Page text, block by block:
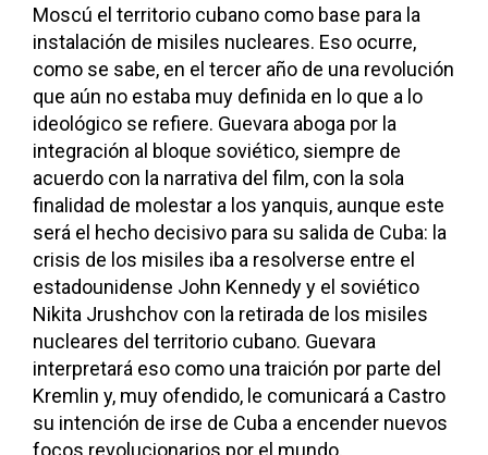
Moscú el territorio cubano como base para la
instalación de misiles nucleares. Eso ocurre,
como se sabe, en el tercer año de una revolución
que aún no estaba muy definida en lo que a lo
ideológico se refiere. Guevara aboga por la
integración al bloque soviético, siempre de
acuerdo con la narrativa del film, con la sola
finalidad de molestar a los yanquis, aunque este
será el hecho decisivo para su salida de Cuba: la
crisis de los misiles iba a resolverse entre el
estadounidense John Kennedy y el soviético
Nikita Jrushchov con la retirada de los misiles
nucleares del territorio cubano. Guevara
interpretará eso como una traición por parte del
Kremlin y, muy ofendido, le comunicará a Castro
su intención de irse de Cuba a encender nuevos
focos revolucionarios por el mundo.